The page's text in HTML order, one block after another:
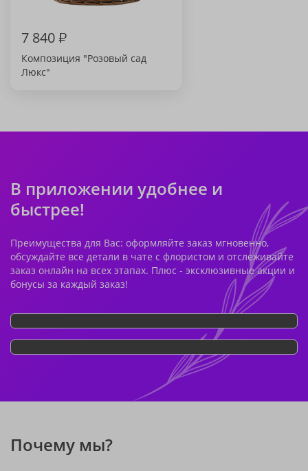
7 840₽
Композиция "Розовый сад
Люкс"
В приложении удобнее и
быстрее!
Преимущества для Вас: оформляйте заказ мгновенно,
обсуждайте все детали в чате с флористом и отслеживайте
заказ онлайн на всех этапах. Плюс - эксклюзивные акции и
бонусы за каждый заказ!
Почему мы?